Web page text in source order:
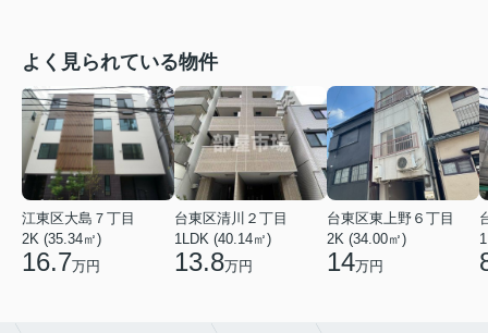
よく見られている物件
江東区大島７丁目
2K (35.34㎡)
16.7万円
台東区清川２丁目
1LDK (40.14㎡)
13.8万円
台東区東上野６丁目
2K (34.00㎡)
14万円